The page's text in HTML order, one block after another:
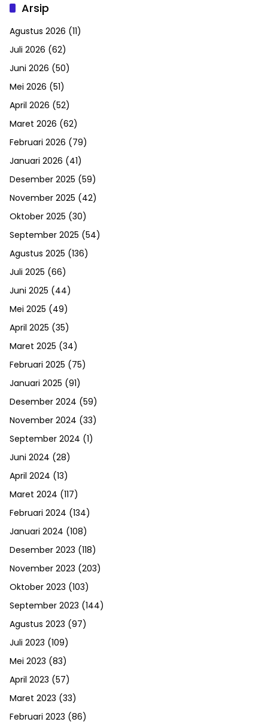
Arsip
Agustus 2026 (11)
Juli 2026 (62)
Juni 2026 (50)
Mei 2026 (51)
April 2026 (52)
Maret 2026 (62)
Februari 2026 (79)
Januari 2026 (41)
Desember 2025 (59)
November 2025 (42)
Oktober 2025 (30)
September 2025 (54)
Agustus 2025 (136)
Juli 2025 (66)
Juni 2025 (44)
Mei 2025 (49)
April 2025 (35)
Maret 2025 (34)
Februari 2025 (75)
Januari 2025 (91)
Desember 2024 (59)
November 2024 (33)
September 2024 (1)
Juni 2024 (28)
April 2024 (13)
Maret 2024 (117)
Februari 2024 (134)
Januari 2024 (108)
Desember 2023 (118)
November 2023 (203)
Oktober 2023 (103)
September 2023 (144)
Agustus 2023 (97)
Juli 2023 (109)
Mei 2023 (83)
April 2023 (57)
Maret 2023 (33)
Februari 2023 (86)